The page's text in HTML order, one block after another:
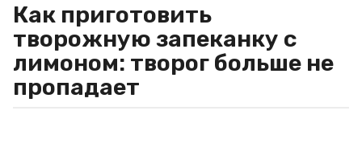
л
т
a
g
Как приготовить
творожную запеканку с
лимоном: творог больше не
пропадает